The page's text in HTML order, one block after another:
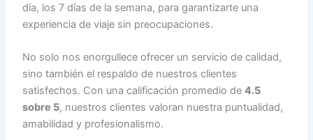
día, los 7 días de la semana, para garantizarte una
experiencia de viaje sin preocupaciones.
No solo nos enorgullece ofrecer un servicio de calidad,
sino también el respaldo de nuestros clientes
satisfechos. Con una calificación promedio de4.5
sobre 5, nuestros clientes valoran nuestra puntualidad,
amabilidad y profesionalismo.